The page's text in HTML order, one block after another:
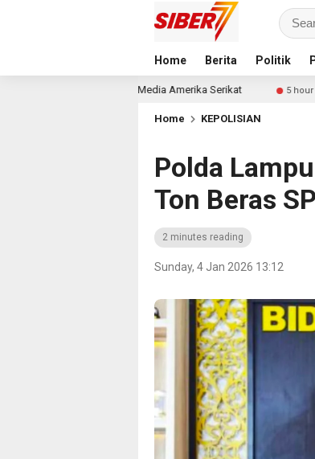
Home Berita Politik
Sorotan Media Amerika Serikat 5 hour ago
Home KEPOLISIAN
Polda
Ton Beras
2 minutes reading
Sunday, 4 Jan 2026 13:12